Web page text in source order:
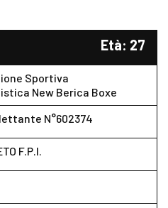
Età: 27
Sportiva
New Berica Boxe
N°602374
F.P.I.